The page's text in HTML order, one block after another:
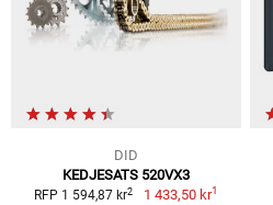
DID
KEDJESATS 520VX3
RFP 1 594,87 kr2 1 433,50 kr1